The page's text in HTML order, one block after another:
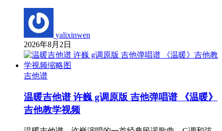
yalixinwen
2026年8月2日
吉他谱
温暖吉他谱 许巍 g调原版 吉他弹唱谱 《温暖》
吉他教学视频